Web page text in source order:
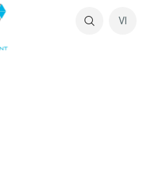
VI